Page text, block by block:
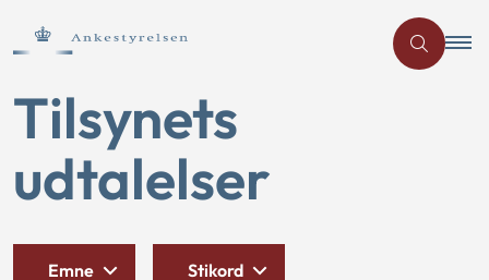
Tilsynets
udtalelser
Emne Stikord